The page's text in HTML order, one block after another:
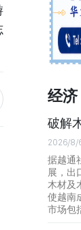
经济
破解
2026/8/
据越通
展，出
木材及
使越南
市场包